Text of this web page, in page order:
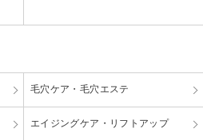
毛穴ケア・毛穴エステ
エイジングケア・リフトアップ